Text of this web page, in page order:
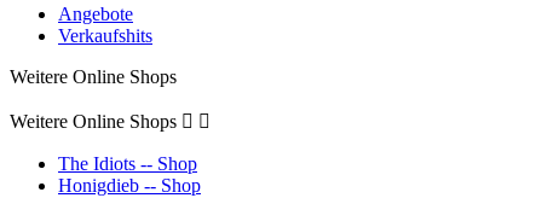
Angebote
Verkaufshits
Weitere Online Shops
Weitere Online Shops  
The Idiots -- Shop
Honigdieb -- Shop